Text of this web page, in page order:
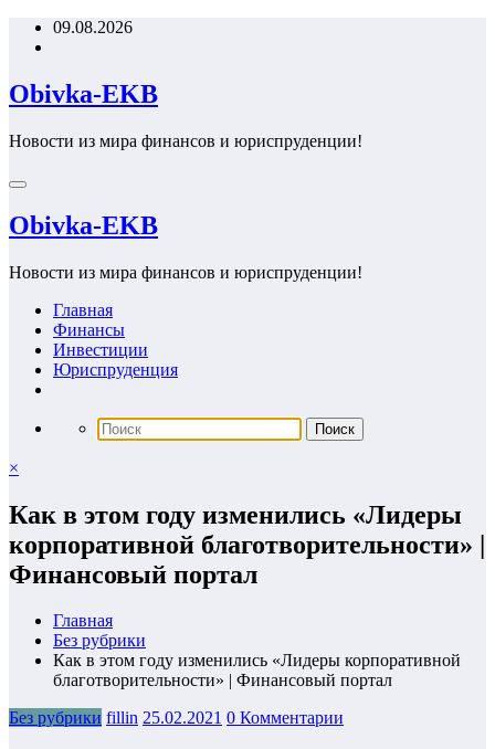
Перейти09.08.2026
Obivka-EKB
Новости из мира финансов и юриспруденции!
Obivka-EKB
Новости из мира финансов и юриспруденции!
Главная
Финансы
Инвестиции
Юриспруденция
×
Как в этом году изменились «Лидеры
корпоративной благотворительности» |
Финансовый портал
Главная
Без рубрики
Как в этом году изменились «Лидеры корпоративной
благотворительности» | Финансовый портал
Без рубрики fillin 25.02.2021 0 Комментарии